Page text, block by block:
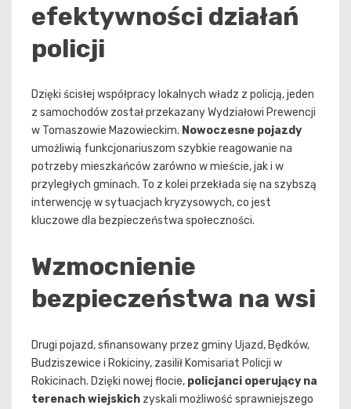
efektywności działań
policji
Dzięki ścisłej współpracy lokalnych władz z policją, jeden
z samochodów został przekazany Wydziałowi Prewencji
w Tomaszowie Mazowieckim. Nowoczesne pojazdy
umożliwią funkcjonariuszom szybkie reagowanie na
potrzeby mieszkańców zarówno w mieście, jak i w
przyległych gminach. To z kolei przekłada się na szybszą
interwencję w sytuacjach kryzysowych, co jest
kluczowe dla bezpieczeństwa społeczności.
Wzmocnienie
bezpieczeństwa na wsi
Drugi pojazd, sfinansowany przez gminy Ujazd, Będków,
Budziszewice i Rokiciny, zasilił Komisariat Policji w
Rokicinach. Dzięki nowej flocie, policjanci operujący na
terenach wiejskich zyskali możliwość sprawniejszego